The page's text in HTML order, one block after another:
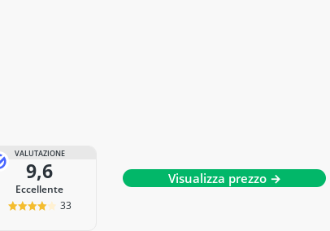
VALUTAZIONE
9,6
Eccellente
33
Visualizza prezzo →